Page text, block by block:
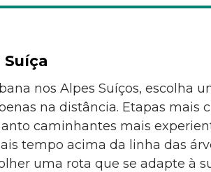
Suíça
nos Alpes Suíços, escolha
na distância. Etapas mais
caminhantes mais
tempo acima da linha das
uma rota que se adapte à